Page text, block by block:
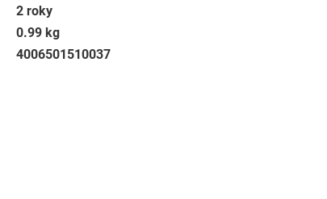
2 roky
0.99 kg
4006501510037